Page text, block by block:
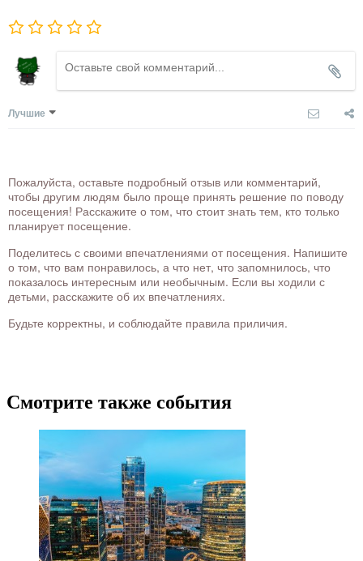
Лучшие
Пожалуйста, оставьте подробный отзыв или комментарий,
чтобы другим людям было проще принять решение по поводу
посещения! Расскажите о том, что стоит знать тем, кто только
планирует посещение.
Поделитесь с своими впечатлениями от посещения. Напишите
о том, что вам понравилось, а что нет, что запомнилось, что
показалось интересным или необычным. Если вы ходили с
детьми, расскажите об их впечатлениях.
Будьте корректны, и соблюдайте правила приличия.
Смотрите также события